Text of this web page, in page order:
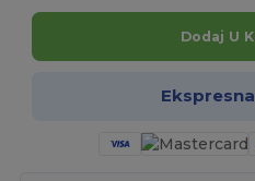
Dodaj U